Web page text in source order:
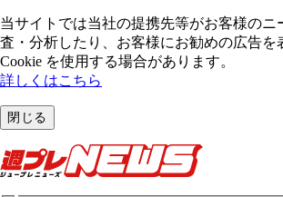
当サイトでは当社の提携先等がお客様のニ
査・分析したり、お客様にお勧めの広告を
Cookie を使⽤する場合があります。
詳しくはこちら
閉じる